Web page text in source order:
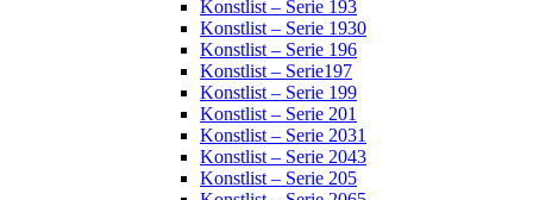
Konstlist – Serie 193
Konstlist – Serie 1930
Konstlist – Serie 196
Konstlist – Serie197
Konstlist – Serie 199
Konstlist – Serie 201
Konstlist – Serie 2031
Konstlist – Serie 2043
Konstlist – Serie 205